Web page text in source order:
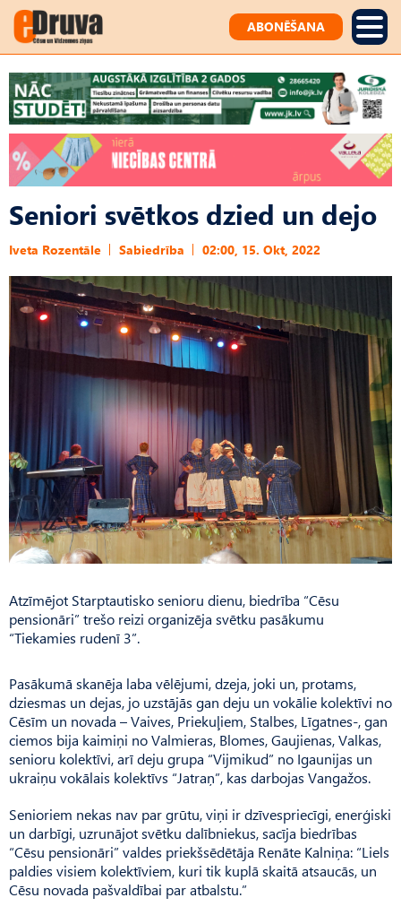
ABONĒŠANA
Seniori svētkos dzied un dejo
Iveta Rozentāle Sabiedrība 02:00, 15. Okt, 2022
Atzīmējot Starptautisko senioru dienu, biedrība “Cēsu
pensionāri” trešo reizi organizēja svētku pasākumu
“Tiekamies rudenī 3”.
Pasākumā skanēja laba vēlējumi, dzeja, joki un, protams,
dziesmas un dejas, jo uzstājās gan deju un vokālie kolektīvi no
Cēsīm un novada – Vaives, Prie­kuļiem, Stalbes, Līgatnes-, gan
ciemos bija kaimiņi no Valmieras, Blomes, Gaujienas, Valkas,
senioru kolektīvi, arī deju grupa “Vijmikud” no Igaunijas un
ukraiņu vokālais kolektīvs “Jatraņ”, kas darbojas Vangažos.
Senioriem nekas nav par grūtu, viņi ir dzīvespriecīgi, enerģiski
un darbīgi, uzrunājot svētku dalībniekus, sacīja biedrības
“Cēsu pensionāri” valdes priekšsēdētāja Renāte Kalniņa: “Liels
paldies visiem kolektīviem, kuri tik kuplā skaitā atsaucās, un
Cēsu novada pašvaldībai par atbalstu.”